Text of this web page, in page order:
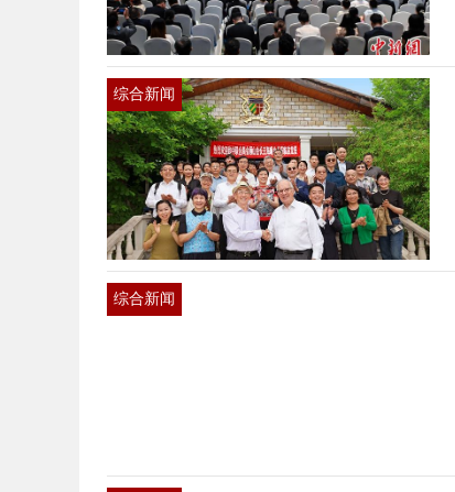
综合新闻
综合新闻